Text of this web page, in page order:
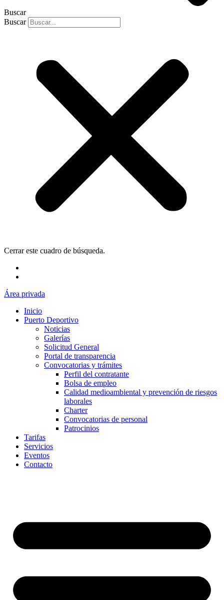
Buscar
Buscar
Cerrar este cuadro de búsqueda.
Área privada
Inicio
Puerto Deportivo
Noticias
Galerías
Solicitud General
Portal de transparencia
Convocatorias y trámites
Perfil del contratante
Bolsa de empleo
Calidad medioambiental y prevención de riesgos
laborales
Charter
Convocatorias de personal
Patrocinios
Tarifas
Servicios
Eventos
Contacto